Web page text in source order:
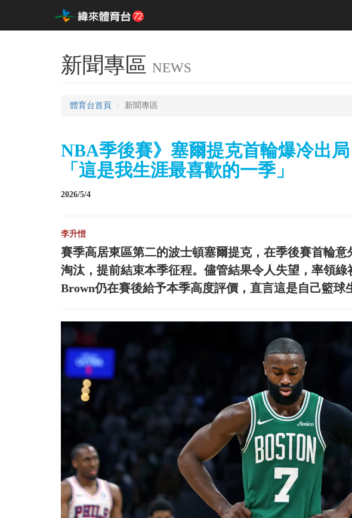
新聞專區 NEWS
體育台首頁 新聞專區
NBA季後賽》塞爾提克首輪爆冷出
「這是我生涯最喜歡的一季」
2026/5/4
李升愷
賽季高居東區第二的波士頓塞爾提克，在季後賽首輪意
淘汰，提前結束本季征程。儘管結果令人失望，率領綠
Brown仍在賽後給予本季高度評價，直言這是自己籃球